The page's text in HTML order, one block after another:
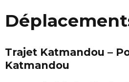
Trajet Katmandou –
Katmandou